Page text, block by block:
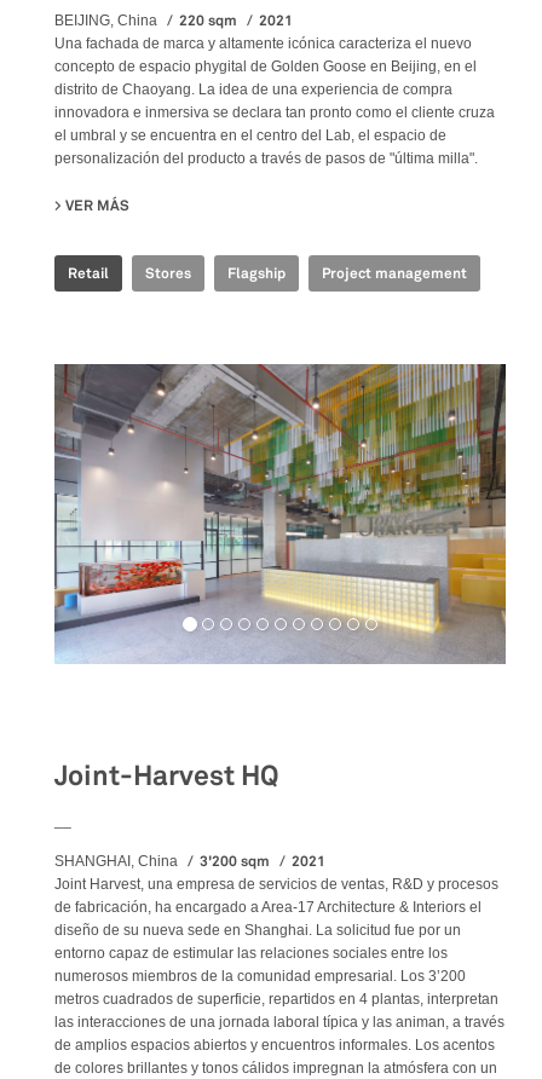
BEIJING, China 220 sqm 2021
Una fachada de marca y altamente icónica caracteriza el nuevo
concepto de espacio phygital de Golden Goose en Beijing, en el
distrito de Chaoyang. La idea de una experiencia de compra
innovadora e inmersiva se declara tan pronto como el cliente cruza
el umbral y se encuentra en el centro del Lab, el espacio de
personalización del producto a través de pasos de "última milla".
VER MÁS
Retail Stores Flagship Project management
Joint-Harvest HQ
SHANGHAI, China 3'200 sqm 2021
Joint Harvest, una empresa de servicios de ventas, R&D y procesos
de fabricación, ha encargado a Area-17 Architecture & Interiors el
diseño de su nueva sede en Shanghai. La solicitud fue por un
entorno capaz de estimular las relaciones sociales entre los
numerosos miembros de la comunidad empresarial. Los 3’200
metros cuadrados de superficie, repartidos en 4 plantas, interpretan
las interacciones de una jornada laboral típica y las animan, a través
de amplios espacios abiertos y encuentros informales. Los acentos
de colores brillantes y tonos cálidos impregnan la atmósfera con un